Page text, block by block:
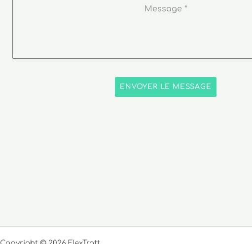
Message *
ENVOYER LE MESSAGE